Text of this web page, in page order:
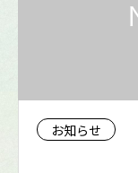
お知らせ